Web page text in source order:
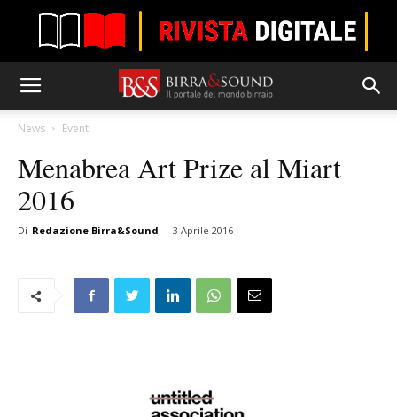
News Eventi
Menabrea Art Prize al Miart
2016
Di Redazione Birra&Sound - 3 Aprile 2016